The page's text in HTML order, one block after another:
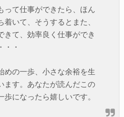
って仕事ができたら、ほん
いて、そうするとまた、
きて、効率良く仕事ができ
・・
めの一歩、小さな余裕を生
ます。あなたが読んだこの
になったら嬉しいです。